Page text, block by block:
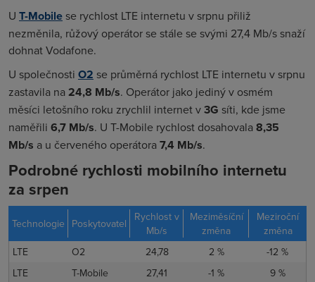
U T-Mobile se rychlost LTE internetu v srpnu přiliž
nezměnila, růžový operátor se stále se svými 27,4 Mb/s snaží
dohnat Vodafone.
U společnosti O2 se průměrná rychlost LTE internetu v srpnu
zastavila na24,8 Mb/s. Operátor jako jediný v osmém
měsíci letošního roku zrychlil internet v3G síti, kde jsme
naměřili 6,7 Mb/s. U T-Mobile rychlost dosahovala8,35
Mb/s a u červeného operátora7,4 Mb/s.
Podrobné rychlosti mobilního internetu
za srpen
Technologie Poskytovatel
Rychlost v
Mb/s
Meziměsíční
změna
Meziroční
změna
LTE
O2 24,78 2 %
-12 %
LTE
T-Mobile 27,41 -1 %
9 %